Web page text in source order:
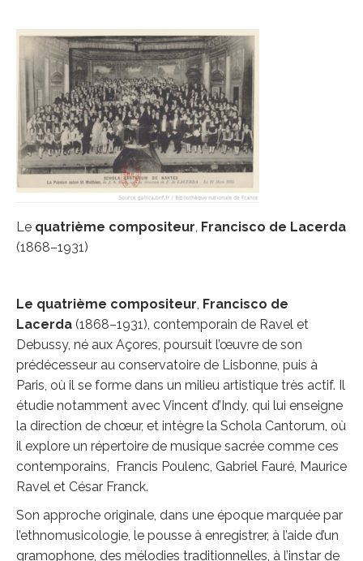
Le quatrième compositeur, Francisco de Lacerda
(1868–1931)
Le quatrième compositeur, Francisco de
Lacerda (1868–1931), contemporain de Ravel et
Debussy, né aux Açores, poursuit l’œuvre de son
prédécesseur au conservatoire de Lisbonne, puis à
Paris, où il se forme dans un milieu artistique très actif. Il
étudie notamment avec Vincent d’Indy, qui lui enseigne
la direction de chœur, et intègre la Schola Cantorum, où
il explore un répertoire de musique sacrée comme ces
contemporains, Francis Poulenc, Gabriel Fauré, Maurice
Ravel et César Franck.
Son approche originale, dans une époque marquée par
l’ethnomusicologie, le pousse à enregistrer, à l’aide d’un
gramophone, des mélodies traditionnelles, à l’instar de